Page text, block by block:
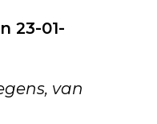
23-01-
van